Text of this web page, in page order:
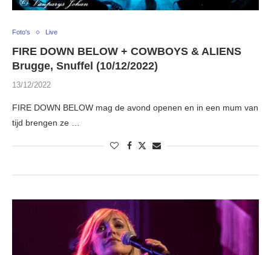
Foto's Live
FIRE DOWN BELOW + COWBOYS & ALIENS
Brugge, Snuffel (10/12/2022)
13/12/2022
FIRE DOWN BELOW mag de avond openen en in een mum van
tijd brengen ze …